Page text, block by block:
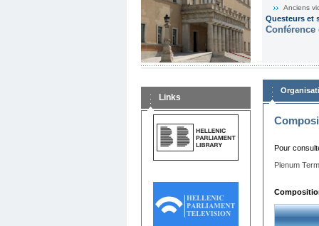
Anciens
Questeurs et
Links
Pour
Plenum